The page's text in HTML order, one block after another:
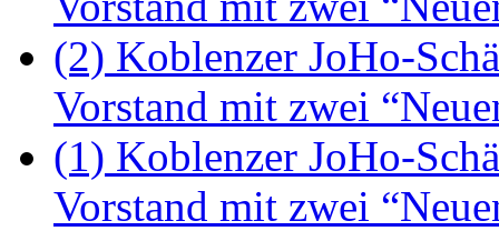
(2) Koblenzer JoHo-
Vorstand mit zwei
(1) Koblenzer JoHo-
Vorstand mit zwei